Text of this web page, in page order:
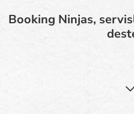
Booking Ninjas,